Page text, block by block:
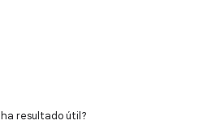
ha resultado útil?